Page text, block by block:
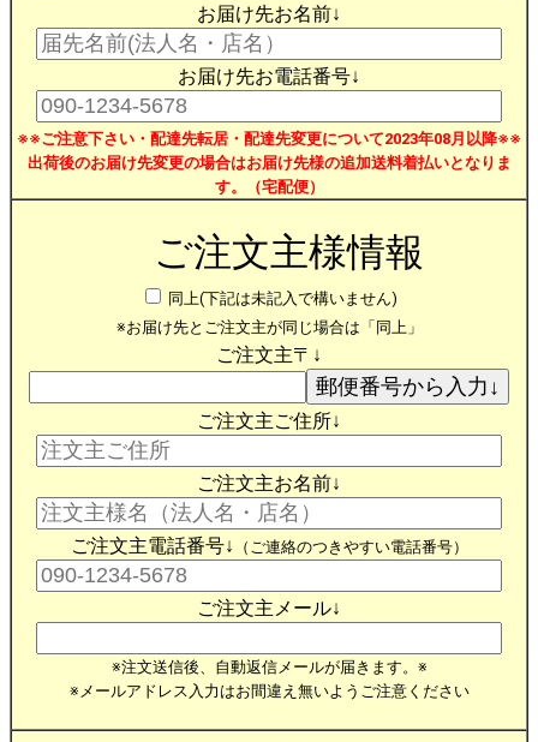
お届け先お名前↓
お届け先お電話番号↓
※※ご注意下さい・配達先転居・配達先変更について2023年08月以降※※
出荷後のお届け先変更の場合はお届け先様の追加送料着払いとなりま
す。（宅配便）
ご注文主様情報
同上(下記は未記入で構いません)
※お届け先とご注文主が同じ場合は「同上」
ご注文主〒↓
ご注文主ご住所↓
ご注文主お名前↓
ご注文主電話番号↓ （ご連絡のつきやすい電話番号）
ご注文主メール↓
※注文送信後、自動返信メールが届きます。※
※メールアドレス入力はお間違え無いようご注意ください